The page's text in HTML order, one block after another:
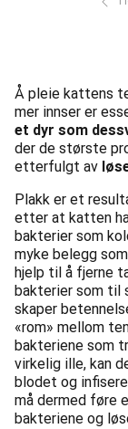
Å pleie kattens
mer innser er
et dyr som
der de største
etterfulgt av
Plakk er et
etter at katten
bakterier som
myke belegg
hjelp til å fjerne
bakterier som til
skaper
«rom» mellom
bakteriene som
virkelig ille, kan
blodet og
må dermed føre
bakteriene og